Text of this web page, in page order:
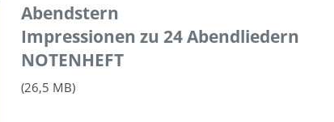
Abendstern
Impressionen zu 24 Abendliedern
NOTENHEFT
(26,5 MB)